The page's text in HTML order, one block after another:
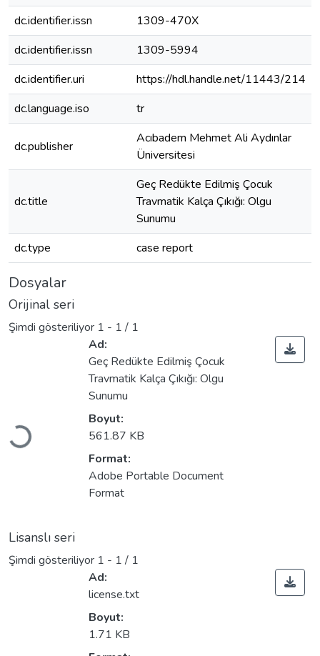
dc.identifier.issn
1309-470X
dc.identifier.issn
1309-5994
dc.identifier.uri
https://hdl.handle.net/11443/214
dc.language.iso
tr
dc.publisher
Acıbadem Mehmet Ali Aydınlar
Üniversitesi
dc.title
Geç Redükte Edilmiş Çocuk
Travmatik Kalça Çıkığı: Olgu
Sunumu
dc.type
case report
Dosyalar
Orijinal seri
Şimdi gösteriliyor 1 - 1 / 1
Yükleniyor...
Ad:
Geç Redükte Edilmiş Çocuk
Travmatik Kalça Çıkığı: Olgu
Sunumu
Boyut:
561.87 KB
Format:
Adobe Portable Document
Format
Lisanslı seri
Şimdi gösteriliyor 1 - 1 / 1
Ad:
license.txt
Boyut:
1.71 KB